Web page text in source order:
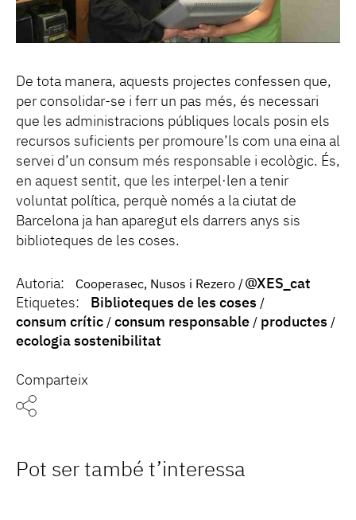
De tota manera, aquests projectes confessen que,
per consolidar-se i ferr un pas més, és necessari
que les administracions públiques locals posin els
recursos suficients per promoure’ls com una eina al
servei d’un consum més responsable i ecològic. És,
en aquest sentit, que les interpel·len a tenir
voluntat política, perquè només a la ciutat de
Barcelona ja han aparegut els darrers anys sis
biblioteques de les coses.
Autoria: Cooperasec, Nusos i Rezero
@XES_cat
Etiquetes:
Biblioteques de les coses
consum crític
consum responsable
productes
ecologia sostenibilitat
Comparteix
Pot ser també t’interessa